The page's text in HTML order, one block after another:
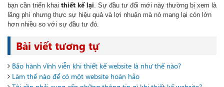
bạn cần triển khai thiết kế lại. Sự đầu tư đổi mới này thường bị xem là
lãng phí nhưng thực sự hiệu quả và lợi nhuận mà nó mang lại còn lớn
hơn nhiều so với sự đầu tư đó.
Bài viết tương tự
Bảo hành vĩnh viễn khi thiết kế website là như thế nào?
Làm thế nào để có một website hoàn hảo